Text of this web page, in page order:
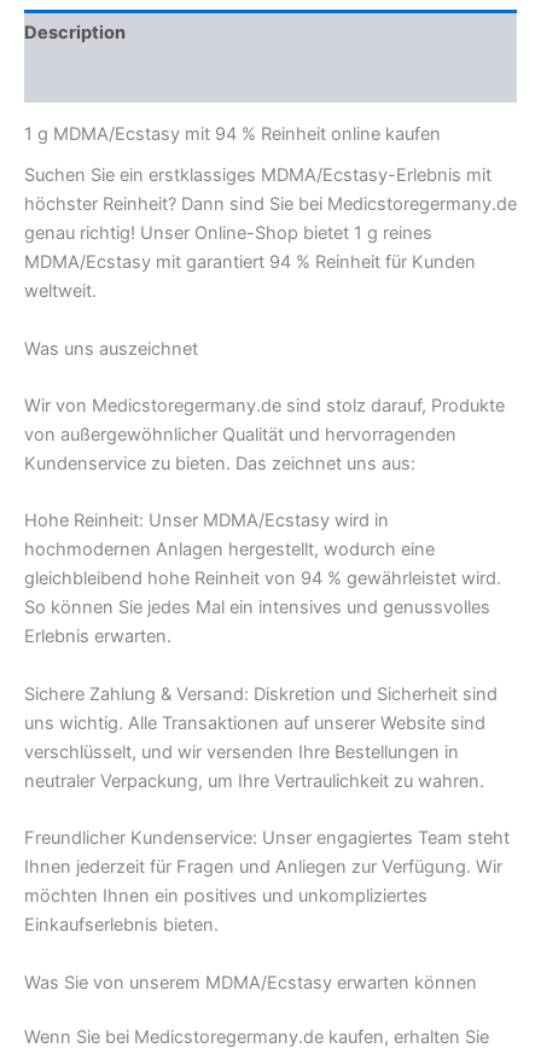
Description
1 g MDMA/Ecstasy mit 94 % Reinheit online kaufen
Suchen Sie ein erstklassiges MDMA/Ecstasy-Erlebnis mit
höchster Reinheit? Dann sind Sie bei Medicstoregermany.de
genau richtig! Unser Online-Shop bietet 1 g reines
MDMA/Ecstasy mit garantiert 94 % Reinheit für Kunden
weltweit.
Was uns auszeichnet
Wir von Medicstoregermany.de sind stolz darauf, Produkte
von außergewöhnlicher Qualität und hervorragenden
Kundenservice zu bieten. Das zeichnet uns aus:
Hohe Reinheit: Unser MDMA/Ecstasy wird in
hochmodernen Anlagen hergestellt, wodurch eine
gleichbleibend hohe Reinheit von 94 % gewährleistet wird.
So können Sie jedes Mal ein intensives und genussvolles
Erlebnis erwarten.
Sichere Zahlung & Versand: Diskretion und Sicherheit sind
uns wichtig. Alle Transaktionen auf unserer Website sind
verschlüsselt, und wir versenden Ihre Bestellungen in
neutraler Verpackung, um Ihre Vertraulichkeit zu wahren.
Freundlicher Kundenservice: Unser engagiertes Team steht
Ihnen jederzeit für Fragen und Anliegen zur Verfügung. Wir
möchten Ihnen ein positives und unkompliziertes
Einkaufserlebnis bieten.
Was Sie von unserem MDMA/Ecstasy erwarten können
Wenn Sie bei Medicstoregermany.de kaufen, erhalten Sie